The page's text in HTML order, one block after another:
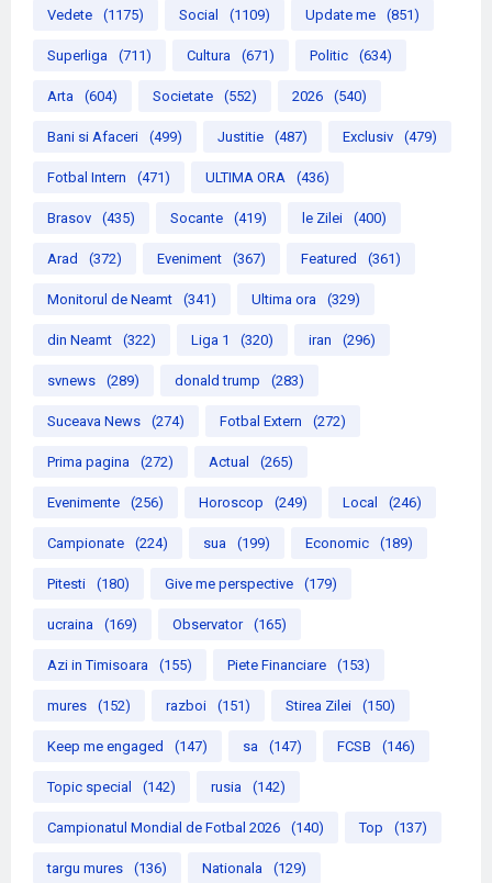
Vedete (1175) Social (1109) Update me (851)
Superliga (711) Cultura (671) Politic (634)
Arta (604) Societate (552) 2026 (540)
Bani si Afaceri (499) Justitie (487) Exclusiv (479)
Fotbal Intern (471) ULTIMA ORA (436)
Brasov (435) Socante (419) le Zilei (400)
Arad (372) Eveniment (367) Featured (361)
Monitorul de Neamt (341) Ultima ora (329)
din Neamt (322) Liga 1 (320) iran (296)
svnews (289) donald trump (283)
Suceava News (274) Fotbal Extern (272)
Prima pagina (272) Actual (265)
Evenimente (256) Horoscop (249) Local (246)
Campionate (224) sua (199) Economic (189)
Pitesti (180) Give me perspective (179)
ucraina (169) Observator (165)
Azi in Timisoara (155) Piete Financiare (153)
mures (152) razboi (151) Stirea Zilei (150)
Keep me engaged (147) sa (147) FCSB (146)
Topic special (142) rusia (142)
Campionatul Mondial de Fotbal 2026 (140) Top (137)
targu mures (136) Nationala (129)